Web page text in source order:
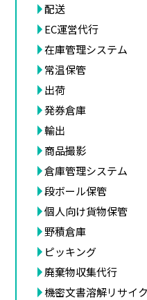
配送
EC運営代行
在庫管理システム
常温保管
出荷
発券倉庫
輸出
商品撮影
倉庫管理システム
段ボール保管
個人向け貨物保管
野積倉庫
ピッキング
廃棄物収集代行
機密文書溶解リサイ